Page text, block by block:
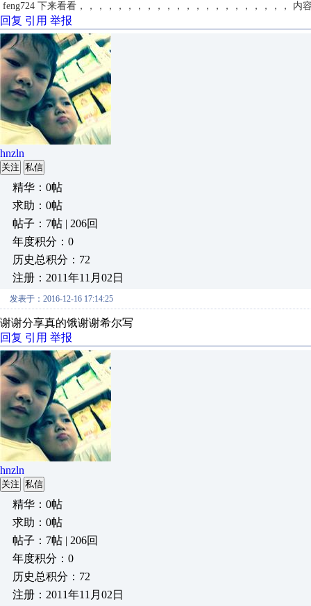
feng724 下来看看，，，，，，，，，，，，，，，，，，，，，， 内
回复 引用 举报
hnzln
关注 私信
精华：0帖
求助：0帖
帖子：7帖 | 206回
年度积分：0
历史总积分：72
注册：2011年11月02日
发表于：2016-12-16 17:14:25
谢谢分享真的饿谢谢希尔写
回复 引用 举报
hnzln
关注 私信
精华：0帖
求助：0帖
帖子：7帖 | 206回
年度积分：0
历史总积分：72
注册：2011年11月02日